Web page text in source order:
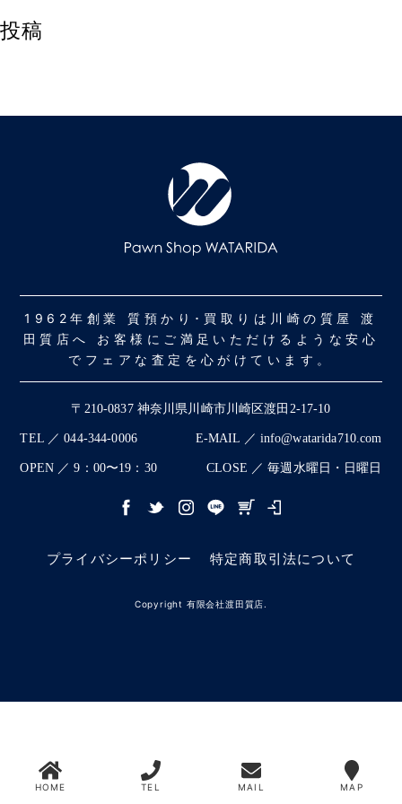
投稿
1962年創業 質預かり･買取りは川崎の質屋 渡
田質店へ お客様にご満足いただけるような安心
でフェアな査定を心がけています。
〒210-0837 神奈川県川崎市川崎区渡田2-17-10
TEL ／ 044-344-0006 E-MAIL ／ info@watarida710.com
OPEN ／ 9：00〜19：30 CLOSE ／ 毎週水曜日・日曜日
プライバシーポリシー 特定商取引法について
Copyright 有限会社渡田質店.
HOME TEL MAIL MAP